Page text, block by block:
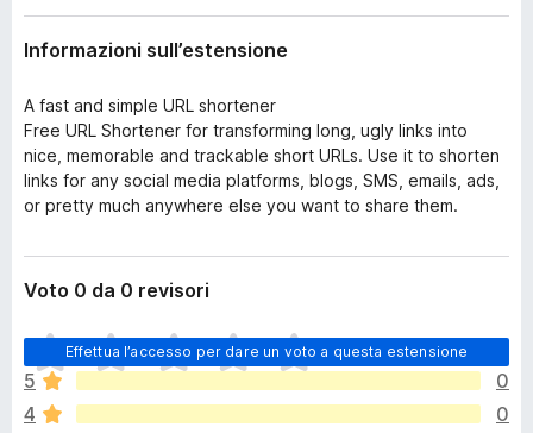
i
v
p
e
r
F
i
r
o
x
n
Informazioni sull’estensione
A fast and simple URL shortener
Free URL Shortener for transforming long, ugly links into
nice, memorable and trackable short URLs. Use it to shorten
links for any social media platforms, blogs, SMS, emails, ads,
or pretty much anywhere else you want to share them.
Voto 0 da 0 revisori
Effettua l’accesso per dare un voto a questa estensione
N
o
n
c
5
0
4
0